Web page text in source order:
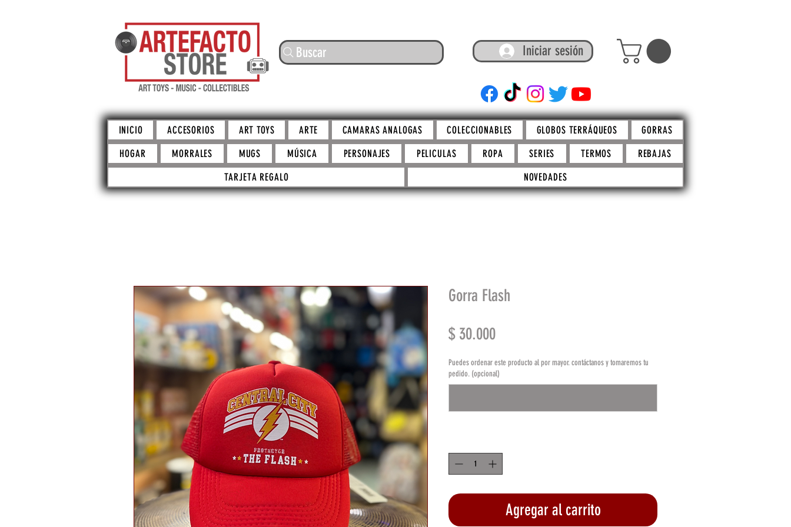
Buscar Iniciar sesión
ARTEFACTO STORE
INICIO ACCESORIOS ART TOYS ARTE CAMARAS ANALOGAS COLECCIONABLES GLOBOS TERRÁQUEOS
GORRAS
HOGAR
MORRALES MUGS MÚSICA PERSONAJES PELICULAS ROPA SERIES TERMOS
REBAJAS
TARJETA REGALO
NOVEDADES
Gorra Flash
$ 30.000Precio
Puedes ordenar este producto al por mayor. contáctanos y tomaremos tu
pedido. (opcional)
Agregar al carrito